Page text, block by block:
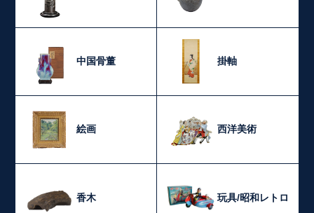
中国骨董 掛軸
絵画 西洋美術
香木 玩具/昭和レトロ